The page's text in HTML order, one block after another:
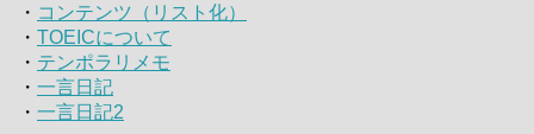
・ コンテンツ（リスト化）
・ TOEICについて
・ テンポラリメモ
・ 一言日記
・ 一言日記2